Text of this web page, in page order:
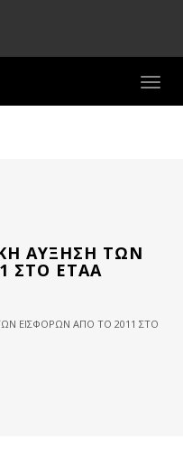
ΑΎΞΗΣΗ ΤΩΝ
ΣΤΟ ΕΤΑΑ
ΕΙΣΦΟΡΏΝ ΑΠΌ ΤΟ 2011 ΣΤΟ